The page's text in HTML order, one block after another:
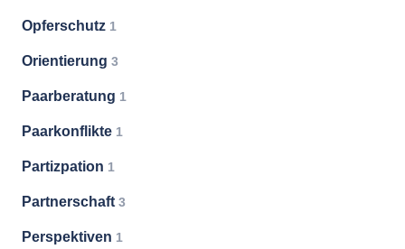
Opferschutz 1
Orientierung 3
Paarberatung 1
Paarkonflikte 1
Partizpation 1
Partnerschaft 3
Perspektiven 1